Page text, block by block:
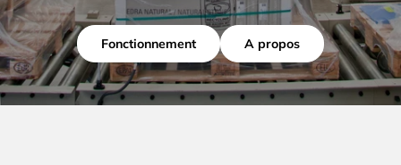
Fonctionnement A propos